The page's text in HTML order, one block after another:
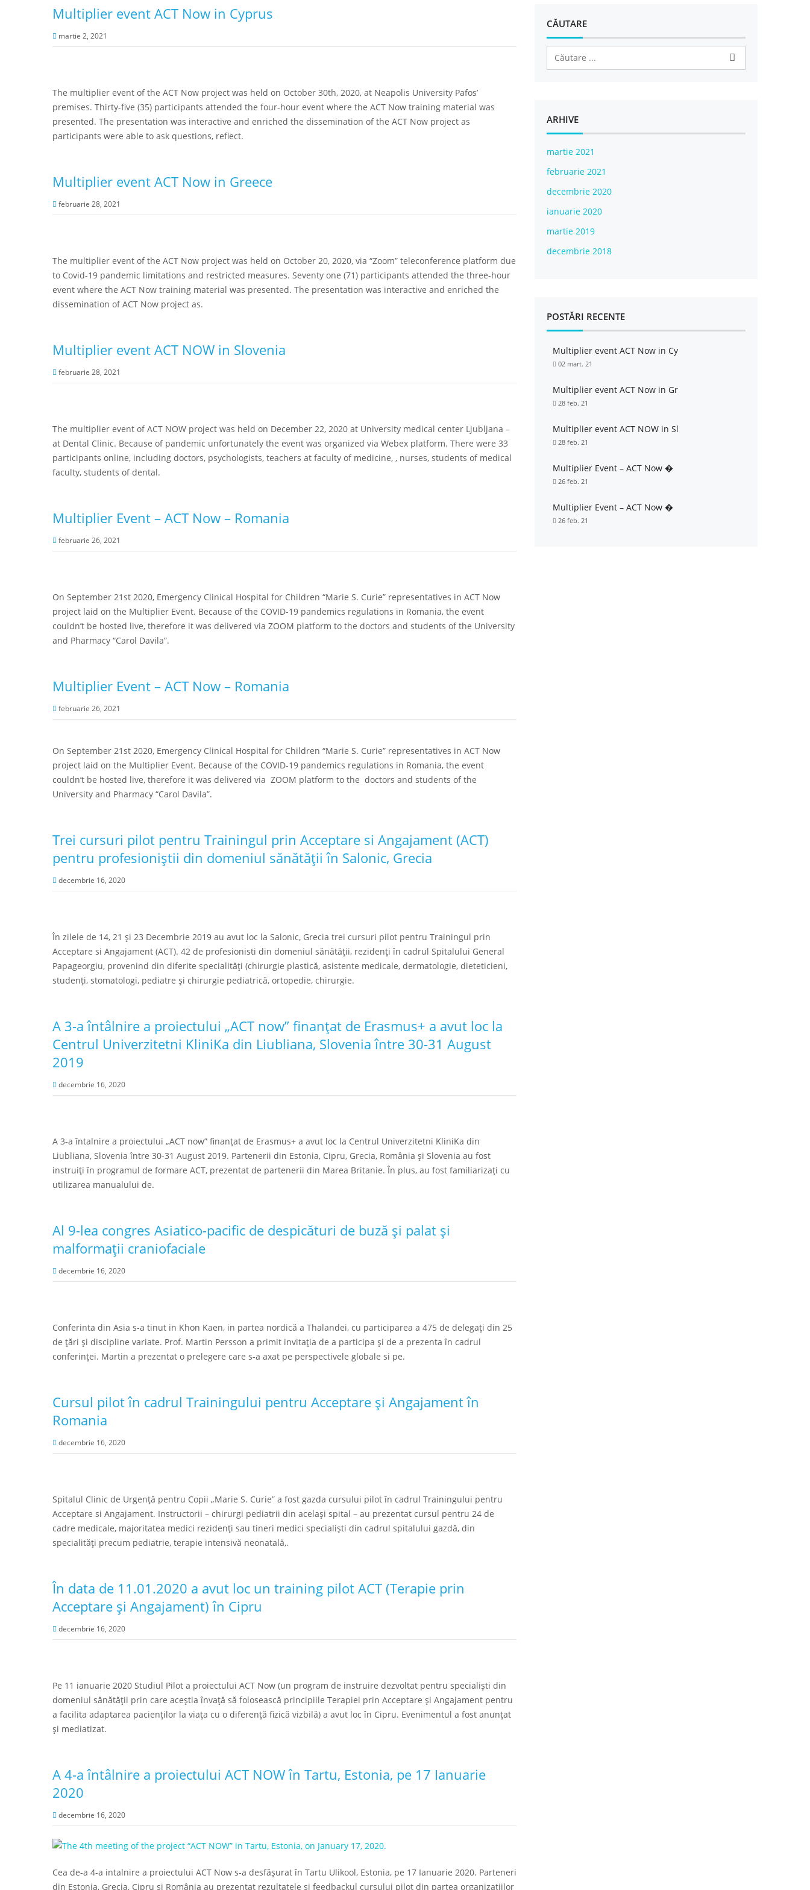
Multiplier event ACT Now in Cyprus
martie 2, 2021
The multiplier event of the ACT Now project was held on October 30th, 2020, at Neapolis University Pafos’
premises. Thirty-five (35) participants attended the four-hour event where the ACT Now training material was
presented. The presentation was interactive and enriched the dissemination of the ACT Now project as
participants were able to ask questions, reflect.
Multiplier event ACT Now in Greece
februarie 28, 2021
The multiplier event of the ACT Now project was held on October 20, 2020, via “Zoom” teleconference platform due
to Covid-19 pandemic limitations and restricted measures. Seventy one (71) participants attended the three-hour
event where the ACT Now training material was presented. The presentation was interactive and enriched the
dissemination of ACT Now project as.
Multiplier event ACT NOW in Slovenia
februarie 28, 2021
The multiplier event of ACT NOW project was held on December 22, 2020 at University medical center Ljubljana –
at Dental Clinic. Because of pandemic unfortunately the event was organized via Webex platform. There were 33
participants online, including doctors, psychologists, teachers at faculty of medicine, , nurses, students of medical
faculty, students of dental.
Multiplier Event – ACT Now – Romania
februarie 26, 2021
On September 21st 2020, Emergency Clinical Hospital for Children “Marie S. Curie” representatives in ACT Now
project laid on the Multiplier Event. Because of the COVID-19 pandemics regulations in Romania, the event
couldn’t be hosted live, therefore it was delivered via ZOOM platform to the doctors and students of the University
and Pharmacy “Carol Davila”.
Multiplier Event – ACT Now – Romania
februarie 26, 2021
On September 21st 2020, Emergency Clinical Hospital for Children “Marie S. Curie” representatives in ACT Now
project laid on the Multiplier Event. Because of the COVID-19 pandemics regulations in Romania, the event
couldn’t be hosted live, therefore it was delivered via ZOOM platform to the doctors and students of the
University and Pharmacy “Carol Davila”.
Trei cursuri pilot pentru Trainingul prin Acceptare si Angajament (ACT)
pentru profesioniștii din domeniul sănătății în Salonic, Grecia
decembrie 16, 2020
În zilele de 14, 21 și 23 Decembrie 2019 au avut loc la Salonic, Grecia trei cursuri pilot pentru Trainingul prin
Acceptare si Angajament (ACT). 42 de profesionisti din domeniul sănătății, rezidenți în cadrul Spitalului General
Papageorgiu, provenind din diferite specialități (chirurgie plastică, asistente medicale, dermatologie, dieteticieni,
studenți, stomatologi, pediatre și chirurgie pediatrică, ortopedie, chirurgie.
A 3-a întâlnire a proiectului „ACT now” finanțat de Erasmus+ a avut loc la
Centrul Univerzitetni KliniKa din Liubliana, Slovenia între 30-31 August
2019
decembrie 16, 2020
A 3-a întalnire a proiectului „ACT now” finanțat de Erasmus+ a avut loc la Centrul Univerzitetni KliniKa din
Liubliana, Slovenia între 30-31 August 2019. Partenerii din Estonia, Cipru, Grecia, România și Slovenia au fost
instruiți în programul de formare ACT, prezentat de partenerii din Marea Britanie. În plus, au fost familiarizați cu
utilizarea manualului de.
Al 9-lea congres Asiatico-pacific de despicături de buză și palat și
malformații craniofaciale
decembrie 16, 2020
Conferinta din Asia s-a tinut in Khon Kaen, in partea nordică a Thalandei, cu participarea a 475 de delegați din 25
de țări și discipline variate. Prof. Martin Persson a primit invitația de a participa și de a prezenta în cadrul
conferinței. Martin a prezentat o prelegere care s-a axat pe perspectivele globale si pe.
Cursul pilot în cadrul Trainingului pentru Acceptare și Angajament în
Romania
decembrie 16, 2020
Spitalul Clinic de Urgență pentru Copii „Marie S. Curie” a fost gazda cursului pilot în cadrul Trainingului pentru
Acceptare si Angajament. Instructorii – chirurgi pediatrii din același spital – au prezentat cursul pentru 24 de
cadre medicale, majoritatea medici rezidenți sau tineri medici specialiști din cadrul spitalului gazdă, din
specialități precum pediatrie, terapie intensivă neonatală,.
În data de 11.01.2020 a avut loc un training pilot ACT (Terapie prin
Acceptare și Angajament) în Cipru
decembrie 16, 2020
Pe 11 ianuarie 2020 Studiul Pilot a proiectului ACT Now (un program de instruire dezvoltat pentru specialiști din
domeniul sănătății prin care aceștia învață să folosească principiile Terapiei prin Acceptare și Angajament pentru
a facilita adaptarea pacienților la viața cu o diferență fizică vizbilă) a avut loc în Cipru. Evenimentul a fost anunțat
și mediatizat.
A 4-a întâlnire a proiectului ACT NOW în Tartu, Estonia, pe 17 Ianuarie
2020
decembrie 16, 2020
Cea de-a 4-a intalnire a proiectului ACT Now s-a desfășurat în Tartu Ulikool, Estonia, pe 17 Ianuarie 2020. Parteneri
din Estonia, Grecia, Cipru și România au prezentat rezultatele si feedbackul cursului pilot din partea organizațiilor
CĂUTARE
ARHIVE
martie 2021
februarie 2021
decembrie 2020
ianuarie 2020
martie 2019
decembrie 2018
POSTĂRI RECENTE
Multiplier event ACT Now in Cy
02 mart. 21
Multiplier event ACT Now in Gr
28 feb. 21
Multiplier event ACT NOW in Sl
28 feb. 21
Multiplier Event – ACT Now �
26 feb. 21
Multiplier Event – ACT Now �
26 feb. 21